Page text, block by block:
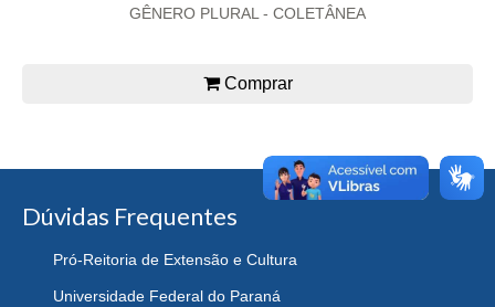
GÊNERO PLURAL - COLETÂNEA
Comprar
Dúvidas Frequentes
Pró-Reitoria de Extensão e Cultura
Universidade Federal do Paraná